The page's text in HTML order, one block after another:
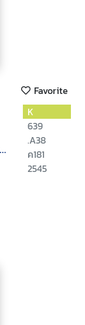
Favorite
K
639
.A38
ค181
2545